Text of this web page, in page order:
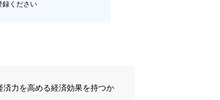
録ください
力を高める経済効果を持つか